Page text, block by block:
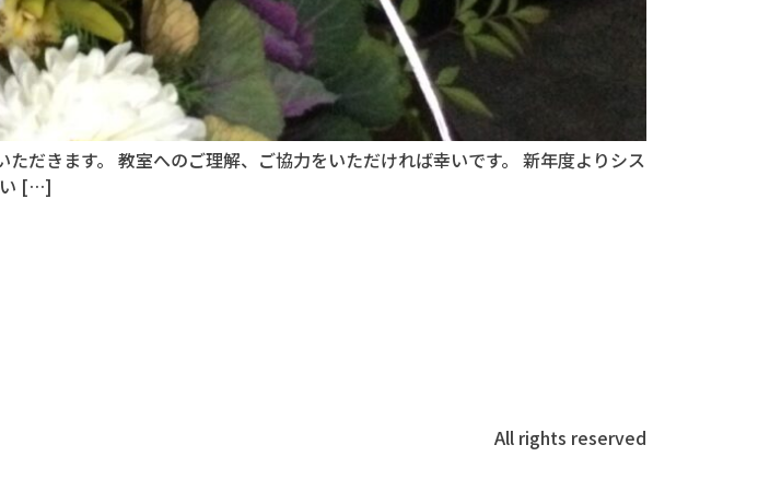
だきます。 教室へのご理解、ご協力をいただければ幸いです。 新年度よりシス
い […]
All rights reserved